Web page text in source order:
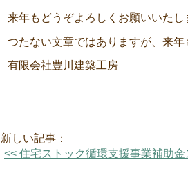
来年もどうぞよろしくお願いいたし
つたない文章ではありますが、来
有限会社豊川建築工房
新しい記事：
<< 住宅ストック循環支援事業補助